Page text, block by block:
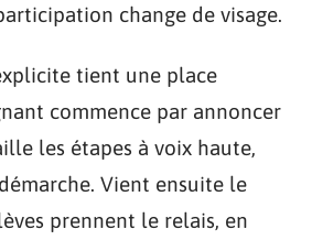
change de visage.
tient une place
commence par annoncer
les étapes à voix haute,
Vient ensuite le
prennent le relais, en